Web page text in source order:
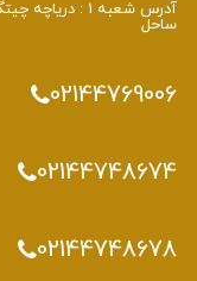
آدرس شعبه 1 : دریاچه
ساحل
02144769006
02144748674
02144748678